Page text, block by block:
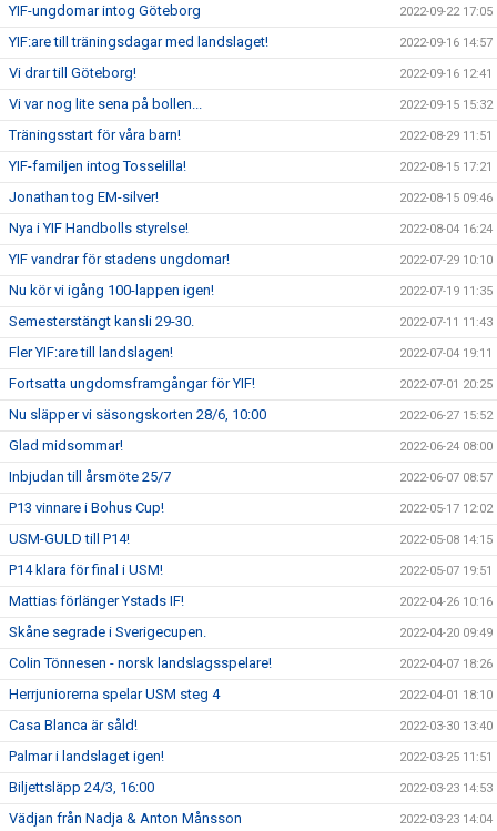
YIF-ungdomar intog Göteborg 2022-09-22 17:05
YIF:are till träningsdagar med landslaget! 2022-09-16 14:57
Vi drar till Göteborg! 2022-09-16 12:41
Vi var nog lite sena på bollen... 2022-09-15 15:32
Träningsstart för våra barn! 2022-08-29 11:51
YIF-familjen intog Tosselilla! 2022-08-15 17:21
Jonathan tog EM-silver! 2022-08-15 09:46
Nya i YIF Handbolls styrelse! 2022-08-04 16:24
YIF vandrar för stadens ungdomar! 2022-07-29 10:10
Nu kör vi igång 100-lappen igen! 2022-07-19 11:35
Semesterstängt kansli 29-30. 2022-07-11 11:43
Fler YIF:are till landslagen! 2022-07-04 19:11
Fortsatta ungdomsframgångar för YIF! 2022-07-01 20:25
Nu släpper vi säsongskorten 28/6, 10:00 2022-06-27 15:52
Glad midsommar! 2022-06-24 08:00
Inbjudan till årsmöte 25/7 2022-06-07 08:57
P13 vinnare i Bohus Cup! 2022-05-17 12:02
USM-GULD till P14! 2022-05-08 14:15
P14 klara för final i USM! 2022-05-07 19:51
Mattias förlänger Ystads IF! 2022-04-26 10:16
Skåne segrade i Sverigecupen. 2022-04-20 09:49
Colin Tönnesen - norsk landslagsspelare! 2022-04-07 18:26
Herrjuniorerna spelar USM steg 4 2022-04-01 18:10
Casa Blanca är såld! 2022-03-30 13:40
Palmar i landslaget igen! 2022-03-25 11:51
Biljettsläpp 24/3, 16:00 2022-03-23 14:53
Vädjan från Nadja & Anton Månsson 2022-03-23 14:04